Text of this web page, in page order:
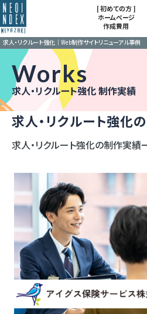
[ 初めての方 ]
ホームページ
作成費用
求人・リクルート強化｜Web制作サイトリニューアル事例
Works
求人・リクルート強化 制作実績
求人・リクルート強化
求人・リクルート強化の制作実績